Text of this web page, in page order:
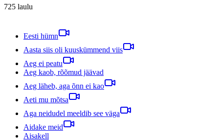
725 laulu
Eesti hümn
Aasta siis oli kuuskümmend viis
Aeg ei peatu
Aeg kaob, rõõmud jäävad
Aeg läheb, aga õnn ei kao
Aeti mu mõtsa
Aga neidudel meeldib see väga
Aidake meid
Aisakell